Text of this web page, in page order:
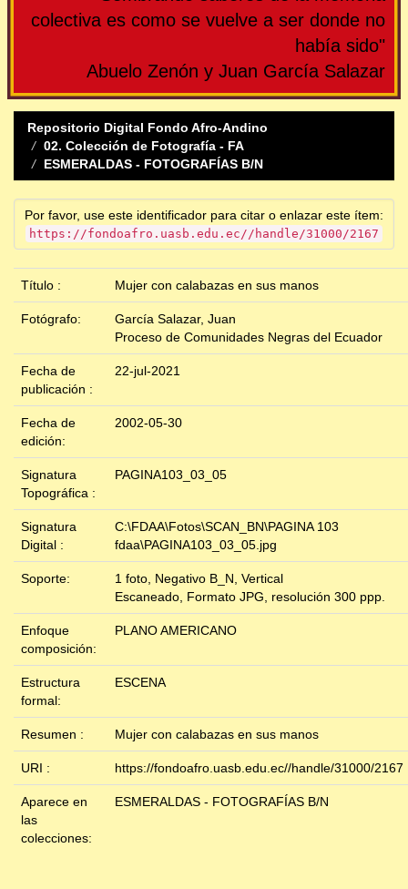
colectiva es como se vuelve a ser donde no
había sido"
Abuelo Zenón y Juan García Salazar
Repositorio Digital Fondo Afro-Andino
02. Colección de Fotografía - FA
ESMERALDAS - FOTOGRAFÍAS B/N
Por favor, use este identificador para citar o enlazar este ítem:
https://fondoafro.uasb.edu.ec//handle/31000/2167
Título : Mujer con calabazas en sus manos
Fotógrafo:
García Salazar, Juan
Proceso de Comunidades Negras del Ecuador
Fecha de
publicación :
22-jul-2021
Fecha de
edición:
2002-05-30
Signatura
Topográfica :
PAGINA103_03_05
Signatura
Digital :
C:\FDAA\Fotos\SCAN_BN\PAGINA 103
fdaa\PAGINA103_03_05.jpg
Soporte:
1 foto, Negativo B_N, Vertical
Escaneado, Formato JPG, resolución 300 ppp.
Enfoque
composición:
PLANO AMERICANO
Estructura
formal:
ESCENA
Resumen : Mujer con calabazas en sus manos
URI : https://fondoafro.uasb.edu.ec//handle/31000/2167
Aparece en
las
colecciones:
ESMERALDAS - FOTOGRAFÍAS B/N